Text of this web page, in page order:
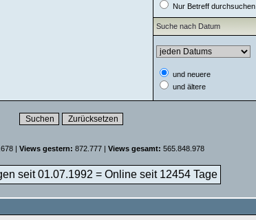
Nur Betreff durchsuchen
Suche nach Datum
und neuere
und ältere
| Views gestern: 872.777 | Views gesamt: 565.848.978
seit 01.07.1992 = Online seit 12454 Tage